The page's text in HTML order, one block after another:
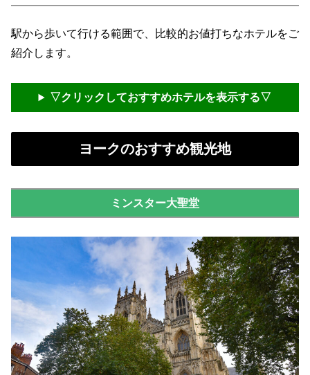
駅から歩いて行ける範囲で、比較的お値打ちなホテルをご
紹介します。
▽クリックしておすすめホテルを表示する▽
ヨークのおすすめ観光地
ミンスター大聖堂